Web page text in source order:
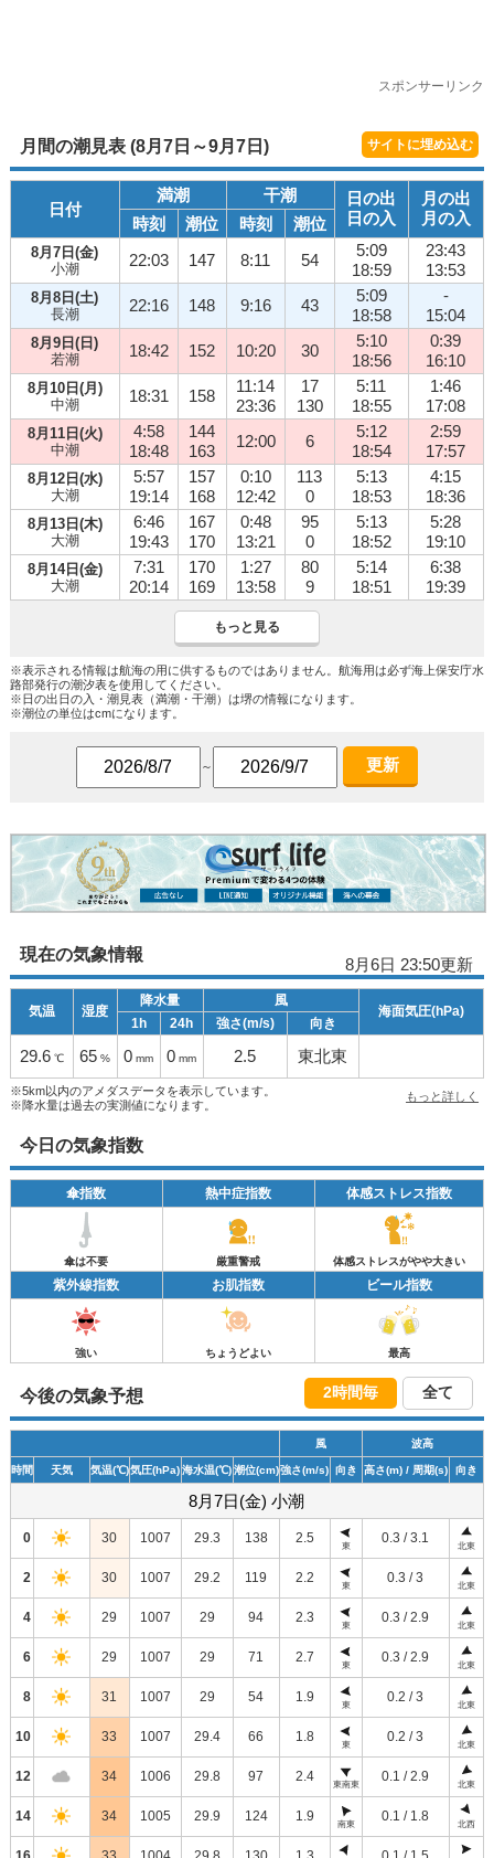
スポンサーリンク
月間の潮見表 (8月7日～9月7日) サイトに埋め込む
日付
満潮 干潮
日の出
日の入
月の出
月の入
時刻 潮位 時刻 潮位
8月7日(金)
小潮
22:03 147 8:11 54
5:09
18:59
23:43
13:53
8月8日(土)
長潮
22:16 148 9:16 43
5:09
18:58
-
15:04
8月9日(日)
若潮
18:42 152 10:20 30
5:10
18:56
0:39
16:10
8月10日(月)
中潮
18:31 158
11:14
23:36
17
130
5:11
18:55
1:46
17:08
8月11日(火)
中潮
4:58
18:48
144
163
12:00 6
5:12
18:54
2:59
17:57
8月12日(水)
大潮
5:57
19:14
157
168
0:10
12:42
113
0
5:13
18:53
4:15
18:36
8月13日(木)
大潮
6:46
19:43
167
170
0:48
13:21
95
0
5:13
18:52
5:28
19:10
8月14日(金)
大潮
7:31
20:14
170
169
1:27
13:58
80
9
5:14
18:51
6:38
19:39
もっと見る
※表示される情報は航海の用に供するものではありません。航海用は必ず海上保安庁水
路部発行の潮汐表を使用してください。
※日の出日の入・潮見表（満潮・干潮）は堺の情報になります。
※潮位の単位はcmになります。
～ 更新
現在の気象情報
8月6日 23:50更新
気温 湿度
降水量 風
海面気圧(hPa)
1h 24h 強さ(m/s) 向き
29.6 ℃ 65 % 0 mm 0 mm 2.5 東北東
※5km以内のアメダスデータを表示しています。
※降水量は過去の実測値になります。
もっと詳しく
今日の気象指数
傘指数 熱中症指数 体感ストレス指数
傘は不要 厳重警戒 体感ストレスがやや大きい
紫外線指数 お肌指数 ビール指数
強い ちょうどよい 最高
今後の気象予想 2時間毎 全て
風 波高
時間 天気 気温(℃)気圧(hPa) 海水温(℃)潮位(cm)強さ(m/s) 向き 高さ(m)/ 周期(s) 向き
8月7日(金) 小潮
0 30 1007 29.3 138 2.5
東
0.3 / 3.1
北東
2 30 1007 29.2 119 2.2
東
0.3 / 3
北東
4 29 1007 29 94 2.3
東
0.3 / 2.9
北東
6 29 1007 29 71 2.7
東
0.3 / 2.9
北東
8 31 1007 29 54 1.9
東
0.2 / 3
北東
10 33 1007 29.4 66 1.8
東
0.2 / 3
北東
12 34 1006 29.8 97 2.4
東南東
0.1 / 2.9
北東
14 34 1005 29.9 124 1.9
南東
0.1 / 1.8
北西